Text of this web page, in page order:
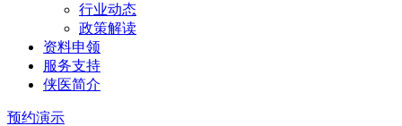
行业动态
政策解读
资料申领
服务支持
侠医简介
预约演示